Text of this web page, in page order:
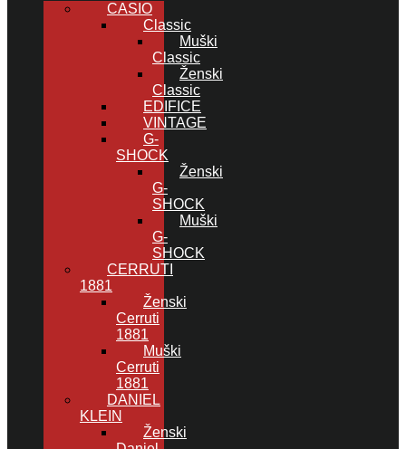
CASIO
Classic
Muški
Classic
Ženski
Classic
EDIFICE
VINTAGE
G-
SHOCK
Ženski
G-
SHOCK
Muški
G-
SHOCK
CERRUTI
1881
Ženski
Cerruti
1881
Muški
Cerruti
1881
DANIEL
KLEIN
Ženski